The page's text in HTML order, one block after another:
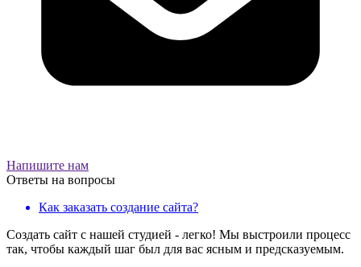
Напишите нам
Ответы на вопросы
Как заказать создание сайта?
Создать сайт с нашей студией - легко! Мы выстроили процесс
так, чтобы каждый шаг был для вас ясным и предсказуемым.